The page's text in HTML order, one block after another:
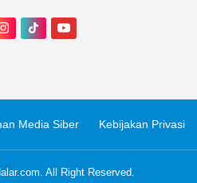
Media Siber Kebijakan Privasi
. All Right Reserved.